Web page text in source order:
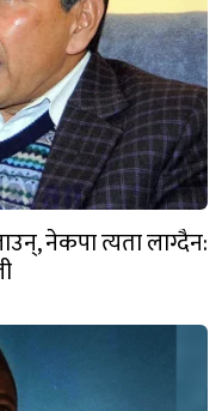
नेकपा त्यता लाग्दैन: